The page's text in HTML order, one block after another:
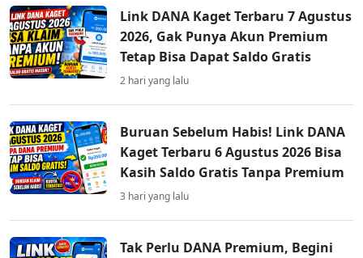
Link DANA Kaget Terbaru 7 Agustus
2026, Gak Punya Akun Premium
Tetap Bisa Dapat Saldo Gratis
2 hari yang lalu
Buruan Sebelum Habis! Link DANA
Kaget Terbaru 6 Agustus 2026 Bisa
Kasih Saldo Gratis Tanpa Premium
3 hari yang lalu
Tak Perlu DANA Premium, Begini